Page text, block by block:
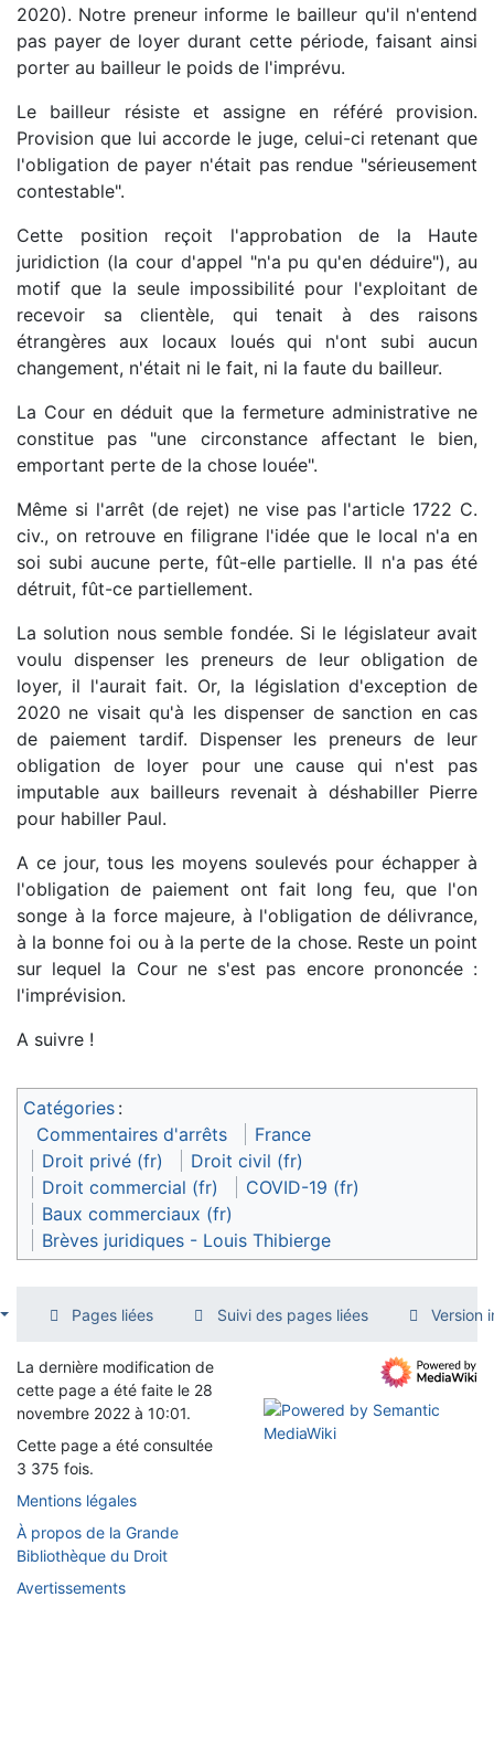
2020). Notre preneur informe le bailleur qu'il n'entend
pas payer de loyer durant cette période, faisant ainsi
porter au bailleur le poids de l'imprévu.
Le bailleur résiste et assigne en référé provision.
Provision que lui accorde le juge, celui-ci retenant que
l'obligation de payer n'était pas rendue "sérieusement
contestable".
Cette position reçoit l'approbation de la Haute
juridiction (la cour d'appel "n'a pu qu'en déduire"), au
motif que la seule impossibilité pour l'exploitant de
recevoir sa clientèle, qui tenait à des raisons
étrangères aux locaux loués qui n'ont subi aucun
changement, n'était ni le fait, ni la faute du bailleur.
La Cour en déduit que la fermeture administrative ne
constitue pas "une circonstance affectant le bien,
emportant perte de la chose louée".
Même si l'arrêt (de rejet) ne vise pas l'article 1722 C.
civ., on retrouve en filigrane l'idée que le local n'a en
soi subi aucune perte, fût-elle partielle. Il n'a pas été
détruit, fût-ce partiellement.
La solution nous semble fondée. Si le législateur avait
voulu dispenser les preneurs de leur obligation de
loyer, il l'aurait fait. Or, la législation d'exception de
2020 ne visait qu'à les dispenser de sanction en cas
de paiement tardif. Dispenser les preneurs de leur
obligation de loyer pour une cause qui n'est pas
imputable aux bailleurs revenait à déshabiller Pierre
pour habiller Paul.
A ce jour, tous les moyens soulevés pour échapper à
l'obligation de paiement ont fait long feu, que l'on
songe à la force majeure, à l'obligation de délivrance,
à la bonne foi ou à la perte de la chose. Reste un point
sur lequel la Cour ne s'est pas encore prononcée :
l'imprévision.
A suivre !
Catégories :
Commentaires d'arrêts
France
Droit privé (fr)
Droit civil (fr)
Droit commercial (fr)
COVID-19 (fr)
Baux commerciaux (fr)
Brèves juridiques - Louis Thibierge
Pages liées Suivi des pages liées Version
La dernière modification de
cette page a été faite le 28
novembre 2022 à 10:01.
Cette page a été consultée
3 375 fois.
Mentions légales
À propos de la Grande
Bibliothèque du Droit
Avertissements